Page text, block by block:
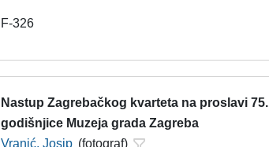
F-326
Nastup Zagrebačkog kvarteta na proslavi 75.
godišnjice Muzeja grada Zagreba
Vranić, Josip (fotograf)